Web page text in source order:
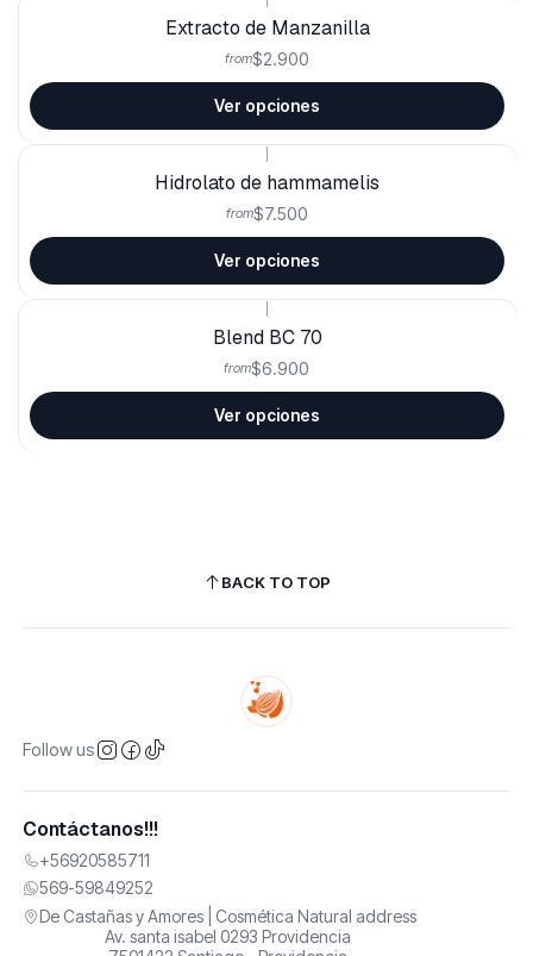
Extracto de Manzanilla
from$2.900
Ver opciones
Hidrolato de hammamelis
from$7.500
Ver opciones
Blend BC 70
from$6.900
Ver opciones
BACK TO TOP
Follow us
Contáctanos!!!
+56920585711
569-59849252
De Castañas y Amores | Cosmética Natural address
Av. santa isabel 0293 Providencia